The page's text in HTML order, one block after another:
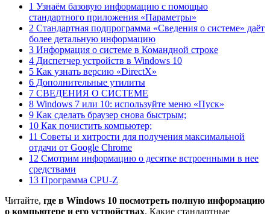
1 Узнаём базовую информацию с помощью
стандартного приложения «Параметры»
2 Стандартная подпрограмма «Сведения о системе» даёт
более детальную информацию
3 Информация о системе в Командной строке
4 Диспетчер устройств в Windows 10
5 Как узнать версию «DirectX»
6 Дополнительные утилиты
7 СВЕДЕНИЯ О СИСТЕМЕ
8 Windows 7 или 10: используйте меню «Пуск»
9 Как сделать браузер снова быстрым;
10 Как почистить компьютер;
11 Советы и хитрости для получения максимальной
отдачи от Google Chrome
12 Смотрим информацию о десятке встроенными в нее
средствами
13 Программа CPU-Z
Читайте, где в Windows 10 посмотреть полную информацию
о компьютере и его устройствах. Какие стандартные